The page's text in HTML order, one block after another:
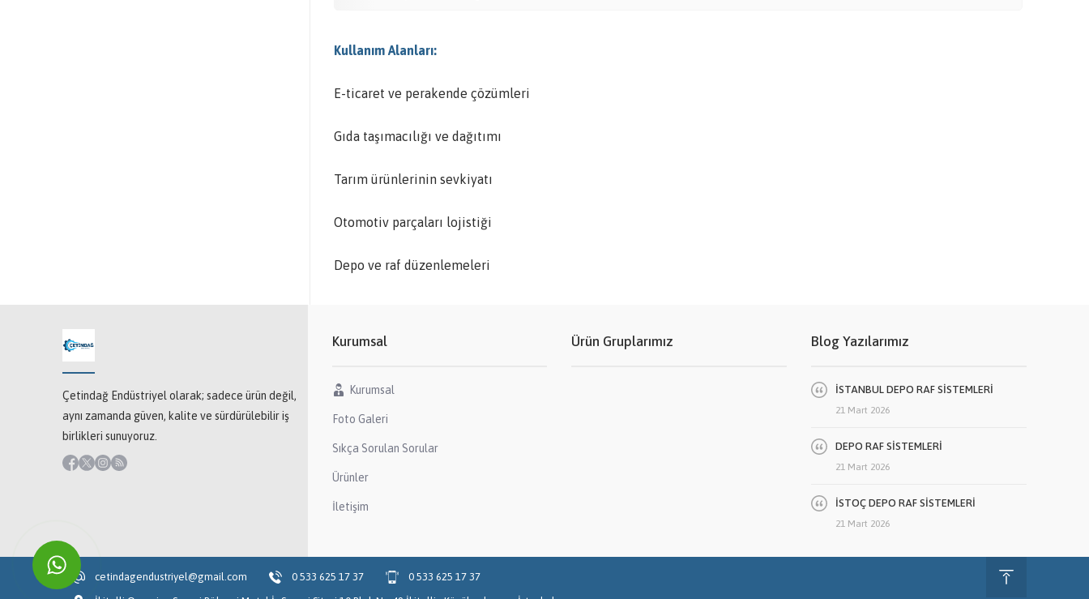
Kullanım Alanları:
E-ticaret ve perakende çözümleri
Gıda taşımacılığı ve dağıtımı
Tarım ürünlerinin sevkiyatı
Otomotiv parçaları lojistiği
Depo ve raf düzenlemeleri
Çetindağ Endüstriyel olarak; sadece ürün değil,
aynı zamanda güven, kalite ve sürdürülebilir iş
birlikleri sunuyoruz.
Kurumsal
Kurumsal
Foto Galeri
Sıkça Sorulan Sorular
Ürünler
İletişim
Ürün Gruplarımız Blog Yazılarımız
İSTANBUL DEPO RAF SİSTEMLERİ
21 Mart 2026
DEPO RAF SİSTEMLERİ
21 Mart 2026
İSTOÇ DEPO RAF SİSTEMLERİ
21 Mart 2026
cetindagendustriyel@gmail.com 0 533 625 17 37
0 533 625 17 37